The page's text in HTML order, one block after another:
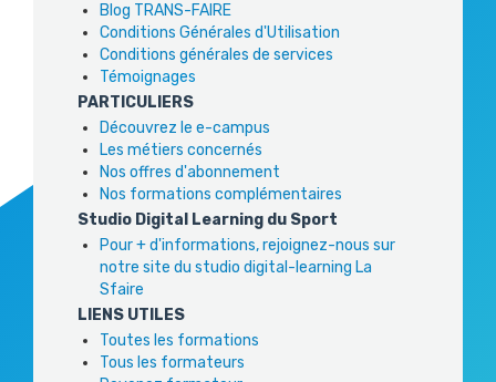
Blog TRANS-FAIRE
Conditions Générales d'Utilisation
Conditions générales de services
Témoignages
PARTICULIERS
Découvrez le e-campus
Les métiers concernés
Nos offres d'abonnement
Nos formations complémentaires
Studio Digital Learning du Sport
Pour + d'informations, rejoignez-nous sur
notre site du studio digital-learning La
Sfaire
LIENS UTILES
Toutes les formations
Tous les formateurs